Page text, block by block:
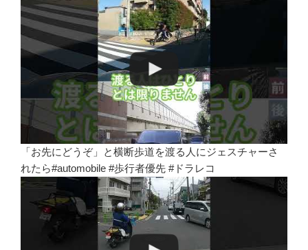
「お先にどうぞ」と横断歩道を渡る人にジェスチャーさ
れたら#automobile #歩行者優先 #ドラレコ